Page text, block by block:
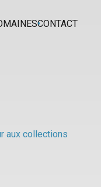
CONTACT
aux collections